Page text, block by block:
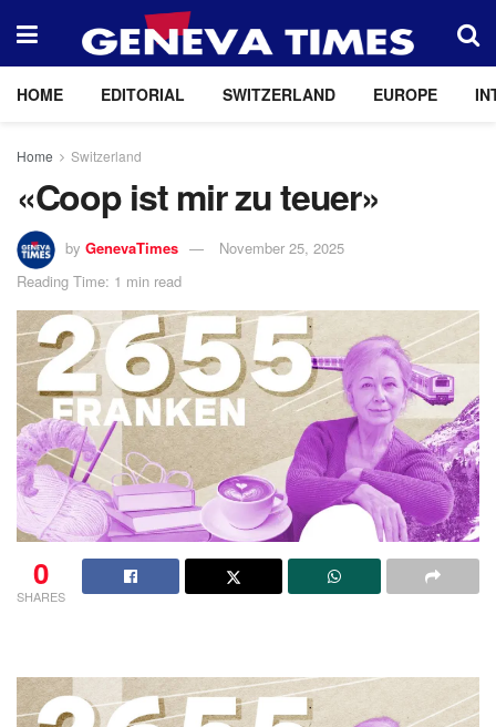
HOME EDITORIAL SWITZERLAND EUROPE
Home Switzerland
«Coop ist mir zu teuer»
by GenevaTimes
November 25, 2025
Reading Time: 1 min read
0
SHARES